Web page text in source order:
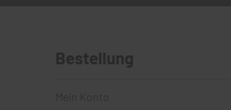
Bestellung